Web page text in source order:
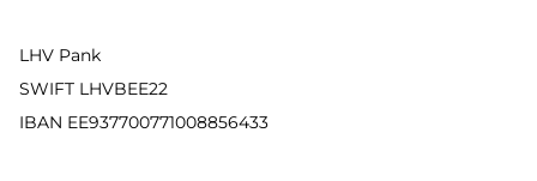
LHV Pank
SWIFT LHVBEE22
IBAN EE937700771008856433